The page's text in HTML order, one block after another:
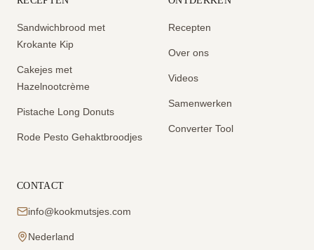
Sandwichbrood met
Krokante Kip
Cakejes met
Hazelnootcrème
Pistache Long Donuts
Rode Pesto Gehaktbroodjes
Recepten
Over ons
Videos
Samenwerken
Converter Tool
CONTACT
info@kookmutsjes.com
Nederland